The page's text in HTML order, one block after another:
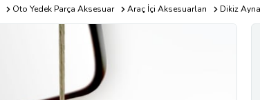
Oto Yedek Parça Aksesuar Araç İçi Aksesuarları Dikiz